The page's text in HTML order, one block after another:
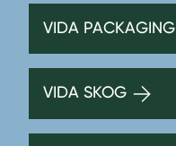
VIDA PACKAGING
VIDA SKOG